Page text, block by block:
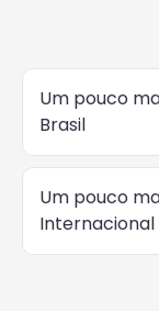
Um pouco
Brasil
Um pouco
Internacional